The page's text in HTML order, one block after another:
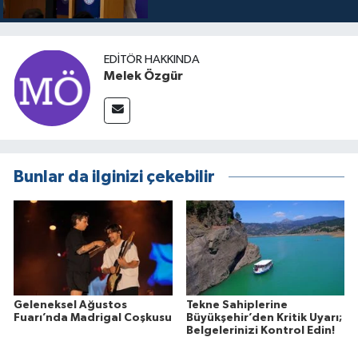
EDITÖR HAKKINDA
Melek Özgür
Bunlar da ilginizi çekebilir
Geleneksel Ağustos
Fuarı’nda Madrigal Coşkusu
Tekne Sahiplerine
Büyükşehir’den Kritik Uyarı;
Belgelerinizi Kontrol Edin!